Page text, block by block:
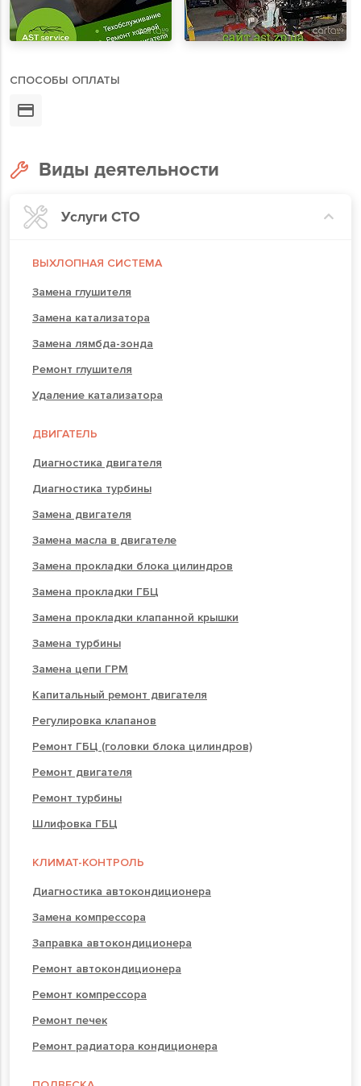
СПОСОБЫ ОПЛАТЫ
Виды деятельности
Услуги СТО
ВЫХЛОПНАЯ СИСТЕМА
Замена глушителя
Замена катализатора
Замена лямбда-зонда
Ремонт глушителя
Удаление катализатора
ДВИГАТЕЛЬ
Диагностика двигателя
Диагностика турбины
Замена двигателя
Замена масла в двигателе
Замена прокладки блока цилиндров
Замена прокладки ГБЦ
Замена прокладки клапанной крышки
Замена турбины
Замена цепи ГРМ
Капитальный ремонт двигателя
Регулировка клапанов
Ремонт ГБЦ (головки блока цилиндров)
Ремонт двигателя
Ремонт турбины
Шлифовка ГБЦ
КЛИМАТ-КОНТРОЛЬ
Диагностика автокондиционера
Замена компрессора
Заправка автокондиционера
Ремонт автокондиционера
Ремонт компрессора
Ремонт печек
Ремонт радиатора кондиционера